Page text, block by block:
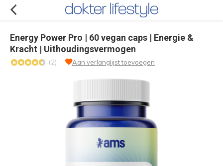
Energy Power Pro | 60 vegan caps | Energie &
Kracht | Uithoudingsvermogen
(2) Aan verlanglijst toevoegen